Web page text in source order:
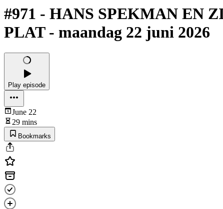
#971 - HANS SPEKMAN EN
PLAT - maandag 22 juni 2026
Play episode
June 22
29 mins
Bookmarks